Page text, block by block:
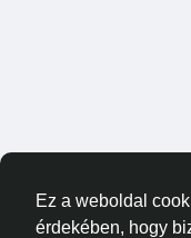
Ez a weboldal
érdekében, hogy